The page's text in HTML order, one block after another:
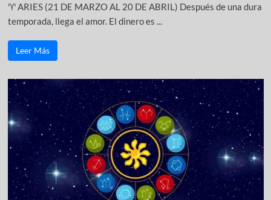
♈ ARIES (21 DE MARZO AL 20 DE ABRIL) Después de una dura
temporada, llega el amor. El dinero es ...
Leer Más